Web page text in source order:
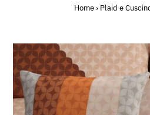
Home › Plaid e